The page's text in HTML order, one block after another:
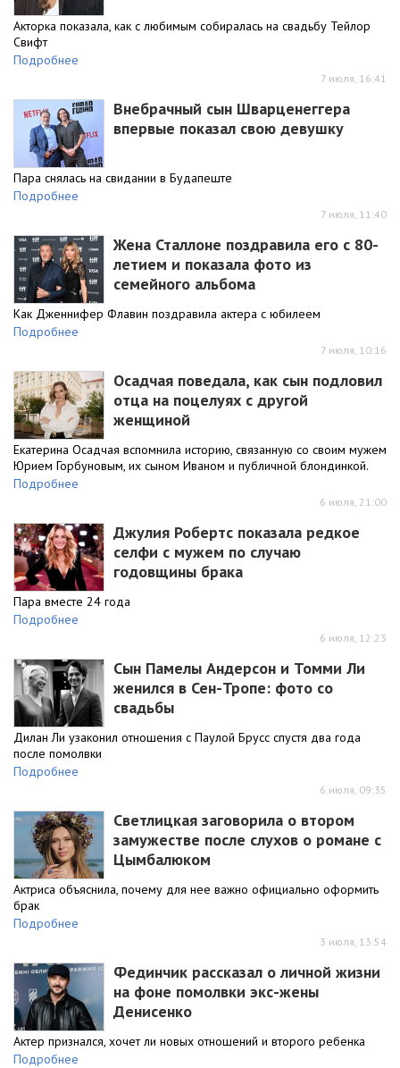
Акторка показала, как с любимым собиралась на свадьбу Тейлор
Свифт
Подробнее
7 июля, 16:41
Внебрачный сын Шварценеггера
впервые показал свою девушку
Пара снялась на свидании в Будапеште
Подробнее
7 июля, 11:40
Жена Сталлоне поздравила его с 80-
летием и показала фото из
семейного альбома
Как Дженнифер Флавин поздравила актера с юбилеем
Подробнее
7 июля, 10:16
Осадчая поведала, как сын подловил
отца на поцелуях с другой
женщиной
Екатерина Осадчая вспомнила историю, связанную со своим мужем
Юрием Горбуновым, их сыном Иваном и публичной блондинкой.
Подробнее
6 июля, 21:00
Джулия Робертс показала редкое
селфи с мужем по случаю
годовщины брака
Пара вместе 24 года
Подробнее
6 июля, 12:23
Сын Памелы Андерсон и Томми Ли
женился в Сен-Тропе: фото со
свадьбы
Дилан Ли узаконил отношения с Паулой Брусс спустя два года
после помолвки
Подробнее
6 июля, 09:35
Светлицкая заговорила о втором
замужестве после слухов о романе с
Цымбалюком
Актриса объяснила, почему для нее важно официально оформить
брак
Подробнее
3 июля, 13:54
Фединчик рассказал о личной жизни
на фоне помолвки экс-жены
Денисенко
Актер признался, хочет ли новых отношений и второго ребенка
Подробнее